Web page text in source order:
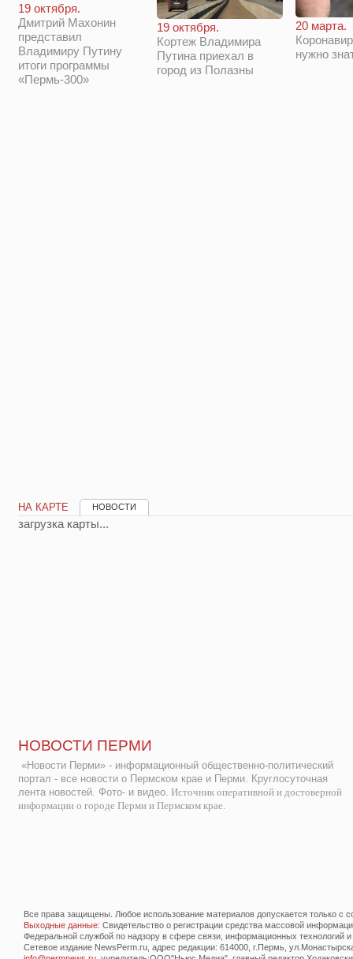
19 октября.
Дмитрий Махонин
представил
Владимиру Путину
итоги программы
«Пермь-300»
19 октября.
Кортеж Владимира
Путина приехал в
город из Полазны
20 марта.
нужно
НА КАРТЕ НОВОСТИ
загрузка карты...
НОВОСТИ ПЕРМИ
«Новости Перми» - информационный общественно-политический
портал - все новости о Пермском крае и Перми. Круглосуточная
лента новостей. Фото- и видео. Источник оперативной и достоверной
информации о городе Перми и Пермском крае.
Все права защищены. Любое использование материалов допускается только с
Выходные данные: Свидетельство о регистрации средства массовой
Федеральной службой по надзору в сфере связи, информационных технологий
Сетевое издание NewsPerm.ru, адрес редакции: 614000, г.Пермь,